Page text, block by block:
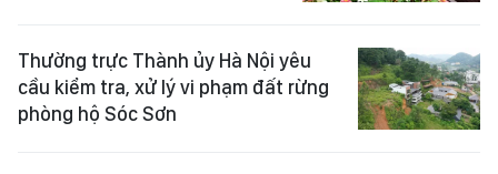
Thường trực Thành ủy Hà Nội yêu
cầu kiểm tra, xử lý vi phạm đất rừng
phòng hộ Sóc Sơn